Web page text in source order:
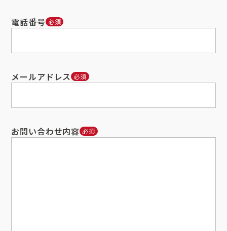
電話番号 必須
メールアドレス 必須
お問い合わせ内容 必須